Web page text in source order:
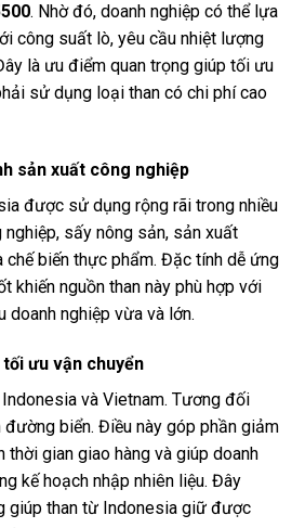
. Nhờ đó, doanh nghiệp có thể lựa
công suất lò, yêu cầu nhiệt lượng
là ưu điểm quan trọng giúp tối ưu
sử dụng loại than có chi phí cao
sản xuất công nghiệp
được sử dụng rộng rãi trong nhiều
sấy nông sản, sản xuất
chế biến thực phẩm. Đặc tính dễ ứng
khiến nguồn than này phù hợp với
doanh nghiệp vừa và lớn.
ưu vận chuyển
và Vietnam. Tương đối
đường biển. Điều này góp phần giảm
gian giao hàng và giúp doanh
kế hoạch nhập nhiên liệu. Đây
giúp than từ Indonesia giữ được